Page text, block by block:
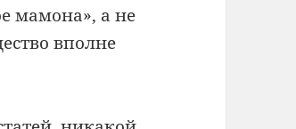
мамона», а не
вполне